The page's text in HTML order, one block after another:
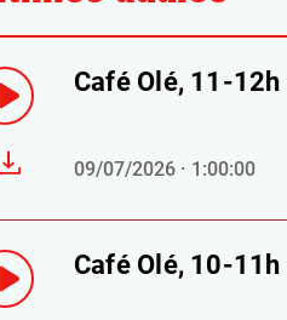
Café Olé, 11-
09/07/2026 · 1:00:00
Café Olé, 10-